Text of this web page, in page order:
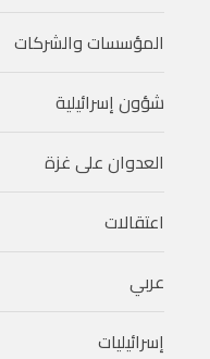
المؤسسات والشركات
شؤون إسرائيلية
العدوان على غزة
اعتقالات
عربي
إسرائيليات